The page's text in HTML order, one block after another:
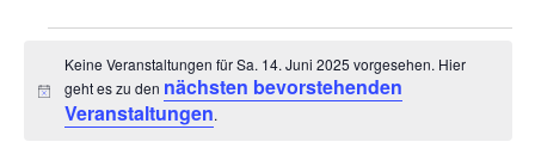
Hinweis
Keine Veranstaltungen für Sa. 14. Juni 2025 vorgesehen. Hier
geht es zu den nächsten bevorstehenden
Veranstaltungen.